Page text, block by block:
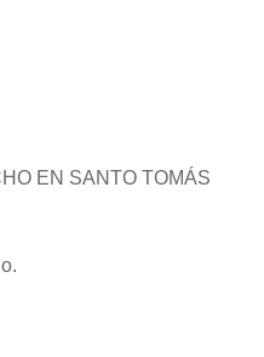
EN SANTO TOMÁS